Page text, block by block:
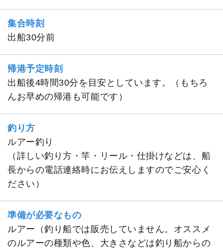
集合時刻
出船30分前
帰港予定時刻
出船後4時間30分を目安としています。（もちろ
んお早めの帰港も可能です）
釣り方
ルアー釣り
（詳しい釣り方・竿・リール・仕掛けなどは、船
長からの電話連絡時にお伝えしますのでご安心く
ださい）
準備が必要なもの
ルアー（釣り船では販売していません。オススメ
のルアーの種類や色、大きさなどは釣り船からの